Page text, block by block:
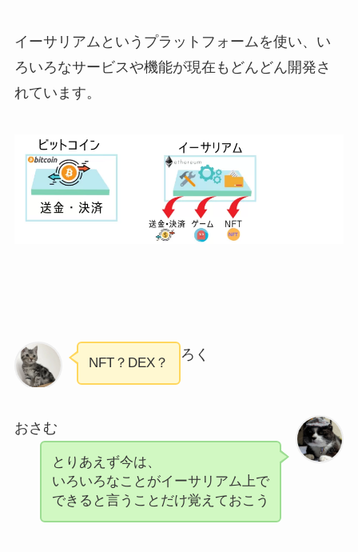
イーサリアムというプラットフォームを使い、い
ろいろなサービスや機能が現在もどんどん開発さ
れています。
ろく
NFT？DEX？
おさむ
とりあえず今は、
いろいろなことがイーサリアム上で
できると言うことだけ覚えておこう